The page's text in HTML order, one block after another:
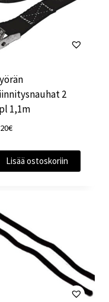
2
1,1m
€
Lisää ostoskoriin